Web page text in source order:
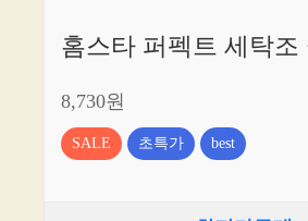
홈스타 퍼펙트 세탁조
8,730원
SALE 초특가 best